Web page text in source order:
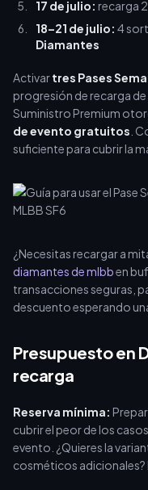
17 de julio: recarga
18–21 de julio: 4
Diamantes
Activartres Pases
progresión de recarga
Suministro Premium
de evento gratuitos .
suficiente para cubrir la
¿Necesitas recargar a
diamantes de mlbben
transacciones seguras,
descuento esperando
Presupuesto en
recarga
Reserva mínima:
cubrir el peor de los
evento. ¿Quieres la
cosméticos adicionales?